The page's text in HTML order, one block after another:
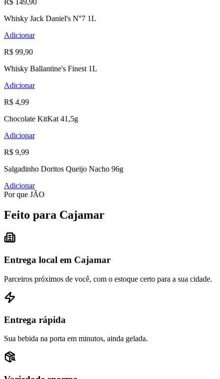
Whisky Jack Daniel's N°7 1L
Adicionar
R$ 99,90
Whisky Ballantine's Finest 1L
Adicionar
R$ 4,99
Chocolate KitKat 41,5g
Adicionar
R$ 9,99
Salgadinho Doritos Queijo Nacho 96g
Adicionar
Por que JÃO
Feito para Cajamar
Entrega local em Cajamar
Parceiros próximos de você, com o estoque certo para a sua cidade.
Entrega rápida
Sua bebida na porta em minutos, ainda gelada.